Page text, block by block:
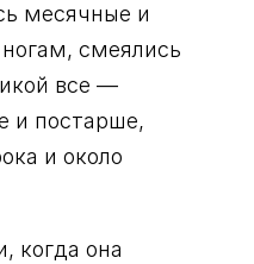
месячные и
смеялись
все —
и постарше,
и около
когда она